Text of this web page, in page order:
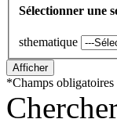
Sélectionner une
sthematique
*Champs obligatoires